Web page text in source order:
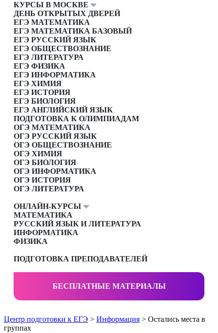
КУРСЫ В МОСКВЕ
ДЕНЬ ОТКРЫТЫХ ДВЕРЕЙ
ЕГЭ МАТЕМАТИКА
ЕГЭ МАТЕМАТИКА БАЗОВЫЙ
ЕГЭ РУССКИЙ ЯЗЫК
ЕГЭ ОБЩЕСТВОЗНАНИЕ
ЕГЭ ЛИТЕРАТУРА
ЕГЭ ФИЗИКА
ЕГЭ ИНФОРМАТИКА
ЕГЭ ХИМИЯ
ЕГЭ ИСТОРИЯ
ЕГЭ БИОЛОГИЯ
ЕГЭ АНГЛИЙСКИЙ ЯЗЫК
ПОДГОТОВКА К ОЛИМПИАДАМ
ОГЭ МАТЕМАТИКА
ОГЭ РУССКИЙ ЯЗЫК
ОГЭ ОБЩЕСТВОЗНАНИЕ
ОГЭ ХИМИЯ
ОГЭ БИОЛОГИЯ
ОГЭ ИНФОРМАТИКА
ОГЭ ИСТОРИЯ
ОГЭ ЛИТЕРАТУРА
ОНЛАЙН-КУРСЫ
МАТЕМАТИКА
РУССКИЙ ЯЗЫК И ЛИТЕРАТУРА
ИНФОРМАТИКА
ФИЗИКА
ПОДГОТОВКА ПРЕПОДАВАТЕЛЕЙ
БЕСПЛАТНЫЕ МАТЕРИАЛЫ
Центр подготовки к ЕГЭ > Информация > Остались места в
группах